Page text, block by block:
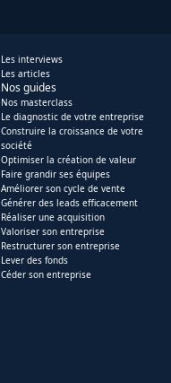
Les interviews
Les articles
Nos guides
Nos masterclass
Le diagnostic de votre entreprise
Construire la croissance de votre
société
Optimiser la création de valeur
Faire grandir ses équipes
Améliorer son cycle de vente
Générer des leads efficacement
Réaliser une acquisition
Valoriser son entreprise
Restructurer son entreprise
Lever des fonds
Céder son entreprise